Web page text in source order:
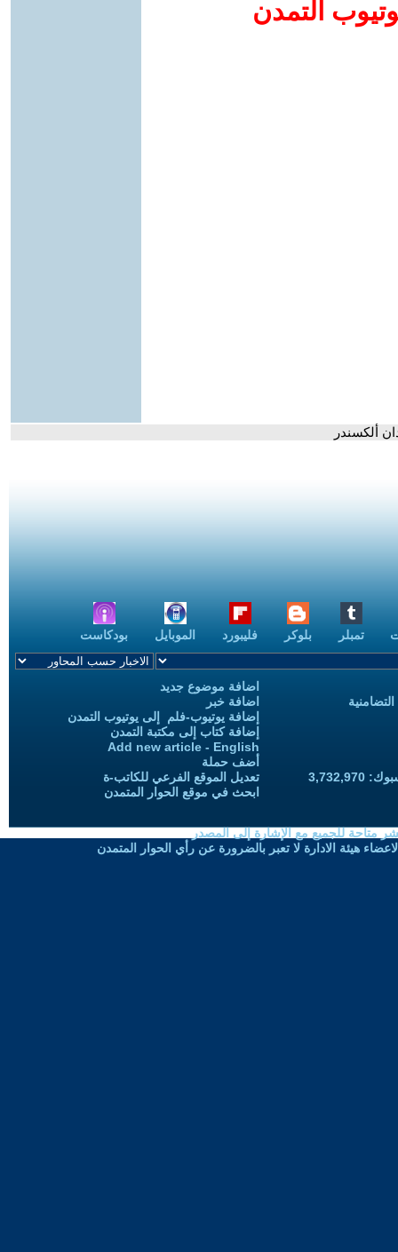
التمدن
ألكسندر
تمبلر بلوكر فليبورد الموبايل بودكاست
اضافة موضوع جديد
اضافة خبر
إضافة يوتيوب-فلم إلى يوتيوب التمدن
إضافة كتاب إلى مكتبة التمدن
Add new article - English
أضف حملة
تعديل الموقع الفرعي للكاتب-ة
ابحث في موقع الحوار المتمدن
متاحة للجميع مع الإشارة إلى المصدر
هيئة الادارة لا تعبر بالضرورة عن رأي الحوار المتمدن